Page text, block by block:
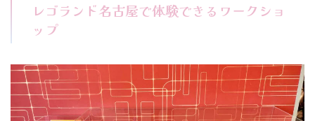
レゴランド名古屋で体験できるワークショ
ップ